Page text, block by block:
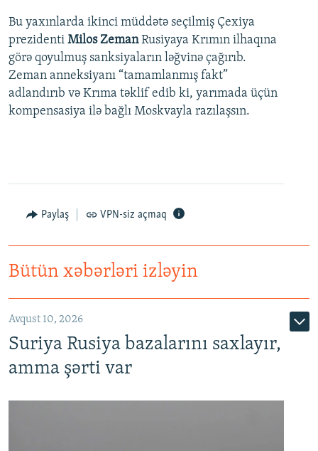
Bu yaxınlarda ikinci müddətə seçilmiş Çexiya
prezidenti Milos ZemanRusiyaya Krımın ilhaqına
görə qoyulmuş sanksiyaların ləğvinə çağırıb.
Zeman anneksiyanı “tamamlanmış fakt”
adlandırıb və Krıma təklif edib ki, yarımada üçün
kompensasiya ilə bağlı Moskvayla razılaşsın.
Paylaş VPN-siz açmaq
Bütün xəbərləri izləyin
Avqust 10, 2026
Suriya Rusiya bazalarını saxlayır,
amma şərti var